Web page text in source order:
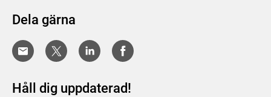
Dela gärna
Håll dig uppdaterad!